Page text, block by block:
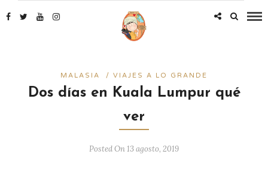
MALASIA / VIAJES A LO GRANDE
Dos días en Kuala Lumpur qué
ver
Posted On 13 agosto, 2019